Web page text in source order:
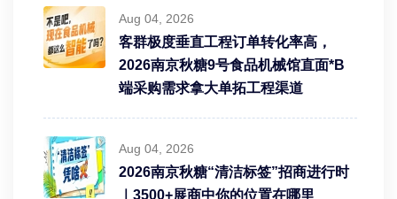
Aug 04, 2026
客群极度垂直工程订单转化率高，
2026南京秋糖9号食品机械馆直面*B
端采购需求拿大单拓工程渠道
Aug 04, 2026
2026南京秋糖“清洁标签”招商进行时
｜3500+展商中你的位置在哪里